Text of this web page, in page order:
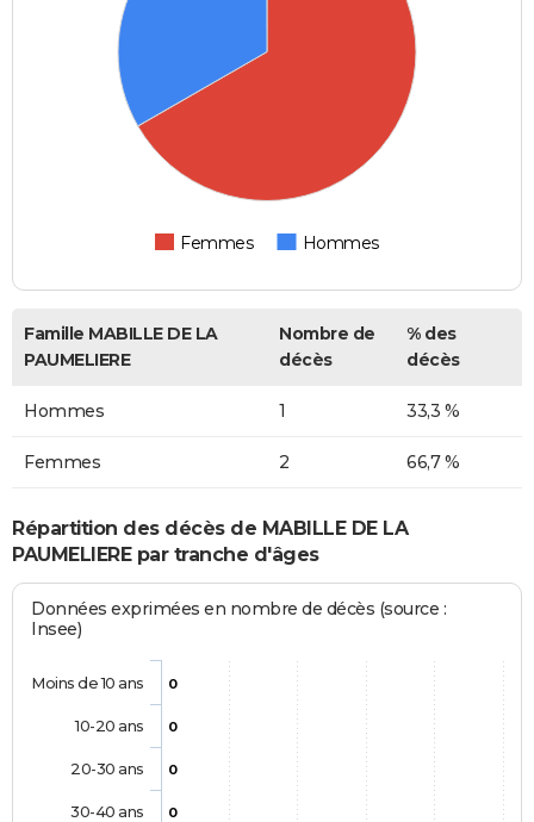
Femmes Hommes
Famille MABILLE DE LA
PAUMELIERE
Nombre de
décès
% des
décès
Hommes 1 33,3 %
Femmes 2 66,7 %
Répartition des décès de MABILLE DE LA
PAUMELIERE par tranche d'âges
Données exprimées en nombre de décès (source :
Insee)
0
0
0
0
Moins de 10 ans
10-20 ans
20-30 ans
30-40 ans